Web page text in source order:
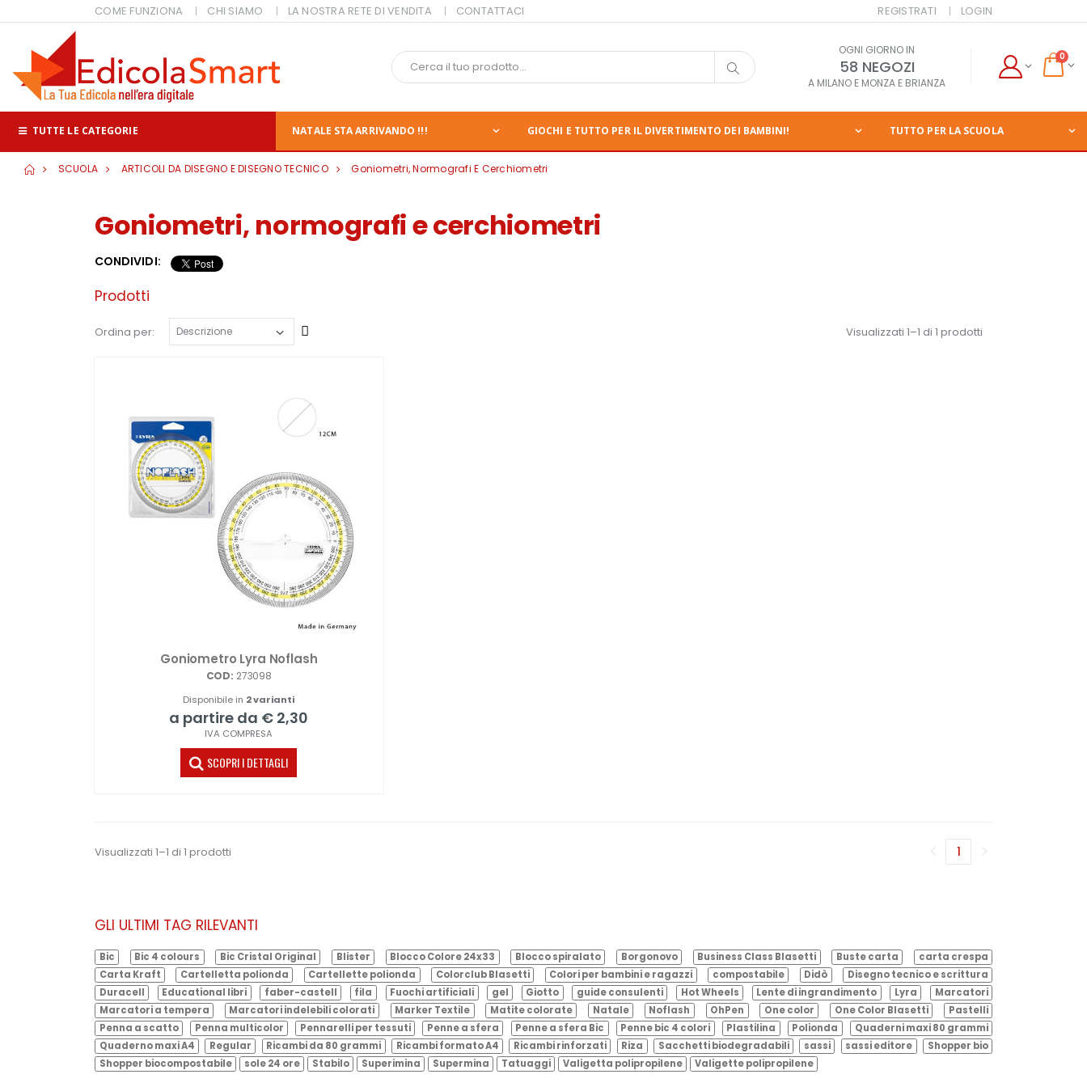
COME FUNZIONA CHI SIAMO LA NOSTRA RETE DI VENDITA CONTATTACI REGISTRATI LOGIN
OGNI GIORNO IN
58 NEGOZI
A MILANO E MONZA E BRIANZA
0
TUTTE LE CATEGORIE NATALE STA ARRIVANDO !!! GIOCHI E TUTTO PER IL DIVERTIMENTO DEI BAMBINI! TUTTO PER LA SCUOLA
SCUOLA ARTICOLI DA DISEGNO E DISEGNO TECNICO Goniometri, Normografi E Cerchiometri
Goniometri, normografi e cerchiometri
CONDIVIDI:
Prodotti
Ordina per: Visualizzati 1–1 di 1 prodotti
Goniometro Lyra Noflash
COD: 273098
Disponibile in 2 varianti
a partire da € 2,30
IVA COMPRESA
SCOPRI I DETTAGLI
Visualizzati 1–1 di 1 prodotti 1(corrente)
GLI ULTIMI TAG RILEVANTI
Bic Bic 4 colours Bic Cristal Original Blister Blocco Colore 24x33 Blocco spiralato Borgonovo Business Class Blasetti Buste carta
carta crespa
Carta Kraft
Cartelletta polionda Cartellette polionda Colorclub Blasetti Colori per bambini e ragazzi compostabile Didò
Disegno tecnico e scrittura
Duracell
Educational libri faber-castell fila Fuochi artificiali gel Giotto guide consulenti Hot Wheels Lente di ingrandimento Lyra
Marcatori
Marcatori a tempera
Marcatori indelebili colorati Marker Textile Matite colorate Natale Noflash OhPen One color One Color Blasetti
Pastelli
Penna a scatto
Penna multicolor Pennarelli per tessuti Penne a sfera Penne a sfera Bic Penne bic 4 colori Plastilina Polionda
Quaderni maxi 80 grammi
Quaderno maxi A4
Regular Ricambi da 80 grammi Ricambi formato A4 Ricambi rinforzati Riza Sacchetti biodegradabili sassi sassi editore
Shopper bio
Shopper biocompostabile
sole 24 ore Stabilo Superimina Supermina Tatuaggi Valigetta polipropilene Valigette polipropilene